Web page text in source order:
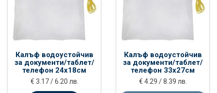
Калъф водоустойчив
за документи/таблет/
телефон 24х18см
€ 3.17 / 6.20 лв.
Калъф водоустойчив
за документи/таблет/
телефон 33х27см
€ 4.29 / 8.39 лв.